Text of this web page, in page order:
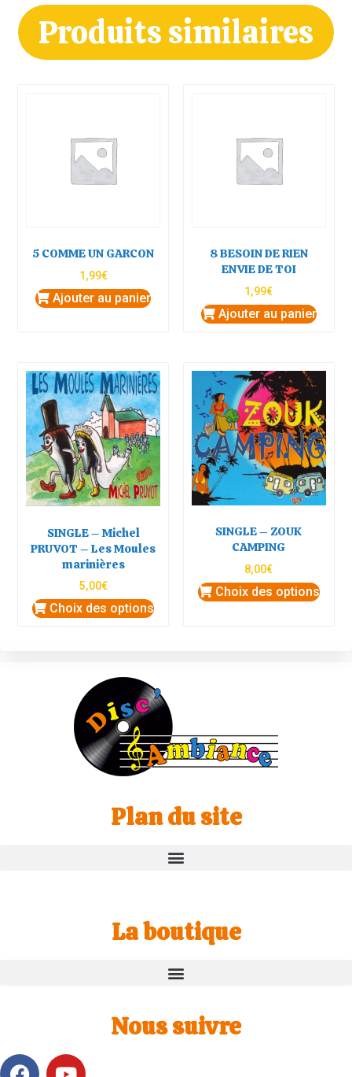
Produits similaires
5 COMME UN GARCON
1,99€
Ajouter au panier
8 BESOIN DE RIEN
ENVIE DE TOI
1,99€
Ajouter au panier
SINGLE – Michel
PRUVOT – Les Moules
marinières
5,00€
Choix des options
SINGLE – ZOUK
CAMPING
8,00€
Choix des options
Plan du site
La boutique
Nous suivre